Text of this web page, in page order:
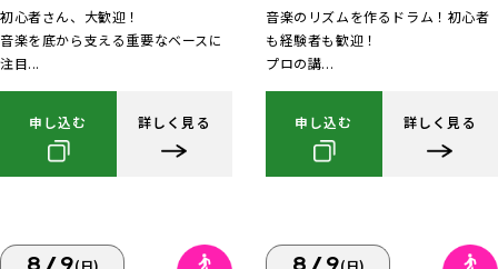
初心者さん、大歓迎！
音楽を底から支える重要なベースに
注目...
申し込む 詳しく見る
音楽のリズムを作るドラム！初心者
も経験者も歓迎！
プロの講...
申し込む 詳しく見る
8/9(日) 8/9(日)